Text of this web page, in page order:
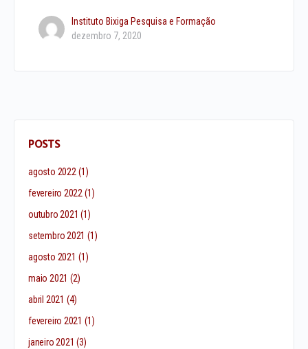
Instituto Bixiga Pesquisa e Formação
dezembro 7, 2020
POSTS
agosto 2022(1)
fevereiro 2022(1)
outubro 2021 (1)
setembro 2021 (1)
agosto 2021 (1)
maio 2021 (2)
abril 2021 (4)
fevereiro 2021 (1)
janeiro 2021 (3)